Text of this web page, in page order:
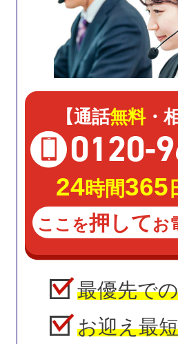
【通話無料・
0120-
24時間365
ここを押してお
最優先で
お迎え最